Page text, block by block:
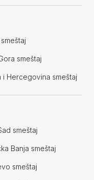
smeštaj
i Hercegovina smeštaj
smeštaj
Banja smeštaj
smeštaj